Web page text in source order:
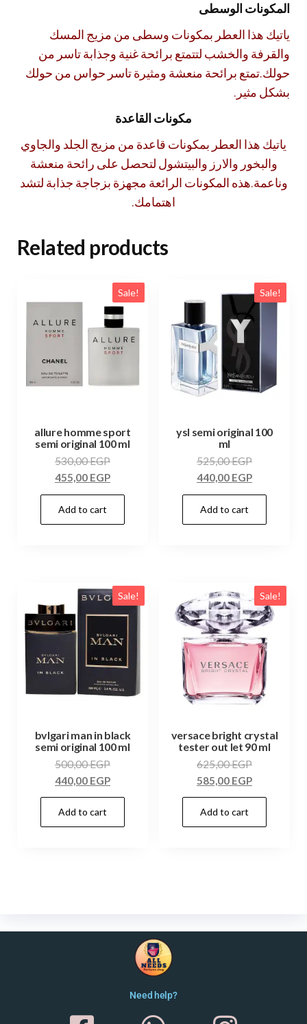
المكونات الوسطى
ياتيك هذا العطر بمكونات وسطى من مزيج المسك
والقرفة والخشب لتتمتع برائحة غنية وجذابة تاسر من
حولك.تمتع برائحة منعشة ومثيرة تاسر حواس من حولك
بشكل مثير.
مكونات القاعدة
ياتيك هذا العطر بمكونات قاعدة من مزيج الجلد والجاوي
والبخور والارز والبيتشول لتحصل على رائحة منعشة
وناعمة.هذه المكونات الرائعة مجهزة بزجاجة جذابة لتشد
اهتمامك.
Related products
Sale!
allure homme sport
semi original 100 ml
530,00EGP
455,00 EGP
Add to cart
Sale!
ysl semi original 100
ml
525,00EGP
440,00 EGP
Add to cart
Sale!
bvlgari man in black
semi original 100 ml
500,00EGP
440,00 EGP
Add to cart
Sale!
versace bright crystal
tester out let 90 ml
625,00EGP
585,00 EGP
Add to cart
Need help?